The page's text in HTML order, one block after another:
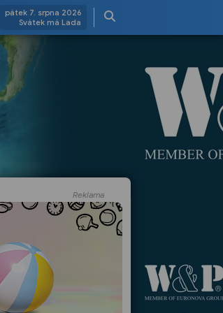
pátek 7. srpna 2026
Svátek má Lada
Reklama